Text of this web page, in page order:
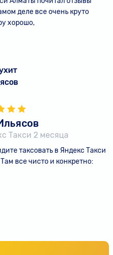
деле все очень круто
хорошо,
Такси 2 месяца
таксовать в Яндекс Такси
все чисто и конкретно: